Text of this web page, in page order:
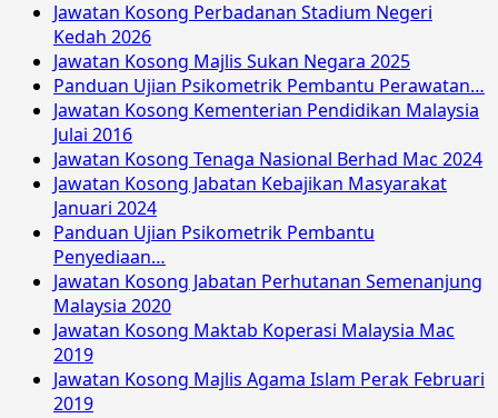
Jawatan Kosong Perbadanan Stadium Negeri
Kedah 2026
Jawatan Kosong Majlis Sukan Negara 2025
Panduan Ujian Psikometrik Pembantu Perawatan…
Jawatan Kosong Kementerian Pendidikan Malaysia
Julai 2016
Jawatan Kosong Tenaga Nasional Berhad Mac 2024
Jawatan Kosong Jabatan Kebajikan Masyarakat
Januari 2024
Panduan Ujian Psikometrik Pembantu
Penyediaan…
Jawatan Kosong Jabatan Perhutanan Semenanjung
Malaysia 2020
Jawatan Kosong Maktab Koperasi Malaysia Mac
2019
Jawatan Kosong Majlis Agama Islam Perak Februari
2019